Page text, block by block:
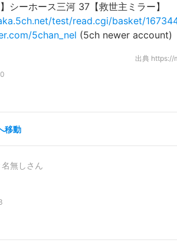
】シーホース三河 37【救世主ミラー】
test/read.cgi/basket/
5chan_nel (5ch newer account)
出典 https://
移動
無しさん